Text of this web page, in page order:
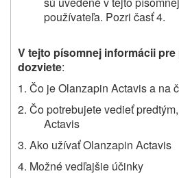
používateľa. Pozri časť 4.
V tejto písomnej informácii
dozviete:
1. Čo je Olanzapin Actavis a na
2. Čo potrebujete vedieť
Actavis
3. Ako užívať Olanzapin Actavis
4. Možné vedľajšie účinky